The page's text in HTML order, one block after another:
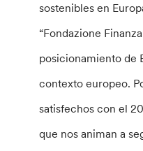
sostenibles en
“Fondazione
posicionamiento de
contexto europeo.
satisfechos con el
que nos animan a